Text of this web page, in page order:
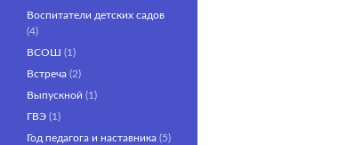
Воспитатели детских садов
(4)
ВСОШ (1)
Встреча (2)
Выпускной (1)
ГВЭ (1)
Год педагога и наставника (5)